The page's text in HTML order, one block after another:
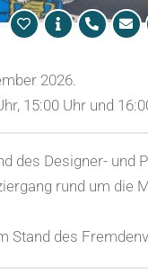
2026.
15:00 Uhr und
des Designer- und
rund um die
Stand des